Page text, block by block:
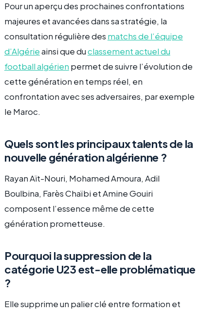
Pour un aperçu des prochaines confrontations
majeures et avancées dans sa stratégie, la
consultation régulière des matchs de l’équipe
d’Algérieainsi que duclassement actuel du
football algérien permet de suivre l’évolution de
cette génération en temps réel, en
confrontation avec ses adversaires, par exemple
le Maroc.
Quels sont les principaux talents de la
nouvelle génération algérienne ?
Rayan Aït-Nouri, Mohamed Amoura, Adil
Boulbina, Farès Chaïbi et Amine Gouiri
composent l’essence même de cette
génération prometteuse.
Pourquoi la suppression de la
catégorie U23 est-elle problématique
?
Elle supprime un palier clé entre formation et